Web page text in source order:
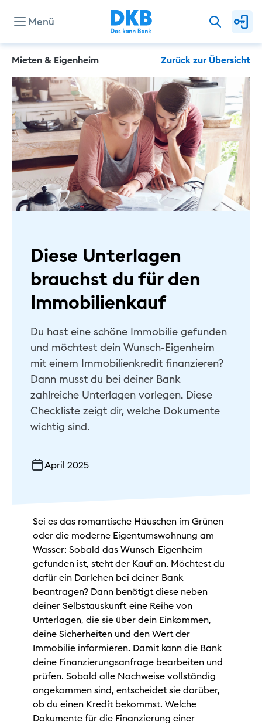
Menü
Konten & Karten
Kredite
Investieren & Sparen
Finanzierung & Immobilie
Hilfe & Kontakt
Geschäftlich
Nachhaltig
Mieten & Eigenheim Zurück zur Übersicht
Diese Unterlagen
brauchst du für den
Immobilienkauf
Du hast eine schöne Immobilie gefunden
und möchtest dein Wunsch-Eigenheim
mit einem Immobilienkredit finanzieren?
Dann musst du bei deiner Bank
zahlreiche Unterlagen vorlegen. Diese
Checkliste zeigt dir, welche Dokumente
wichtig sind.
April 2025
Sei es das romantische Häuschen im Grünen
oder die moderne Eigentumswohnung am
Wasser: Sobald das Wunsch-Eigenheim
gefunden ist, steht der Kauf an. Möchtest du
dafür ein Darlehen bei deiner Bank
beantragen? Dann benötigt diese neben
deiner Selbstauskunft eine Reihe von
Unterlagen, die sie über dein Einkommen,
deine Sicherheiten und den Wert der
Immobilie informieren. Damit kann die Bank
deine Finanzierungsanfrage bearbeiten und
prüfen. Sobald alle Nachweise vollständig
angekommen sind, entscheidet sie darüber,
ob du einen Kredit bekommst. Welche
Dokumente für die Finanzierung einer